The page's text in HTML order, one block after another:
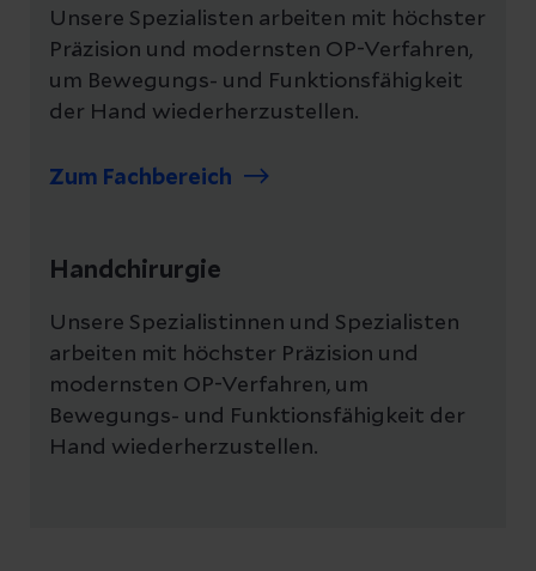
Unsere Spezialisten arbeiten mit höchster
Präzision und modernsten OP-Verfahren,
um Bewegungs- und Funktionsfähigkeit
der Hand wiederherzustellen.
Zum Fachbereich
Handchirurgie
Unsere Spezialistinnen und Spezialisten
arbeiten mit höchster Präzision und
modernsten OP-Verfahren, um
Bewegungs- und Funktionsfähigkeit der
Hand wiederherzustellen.